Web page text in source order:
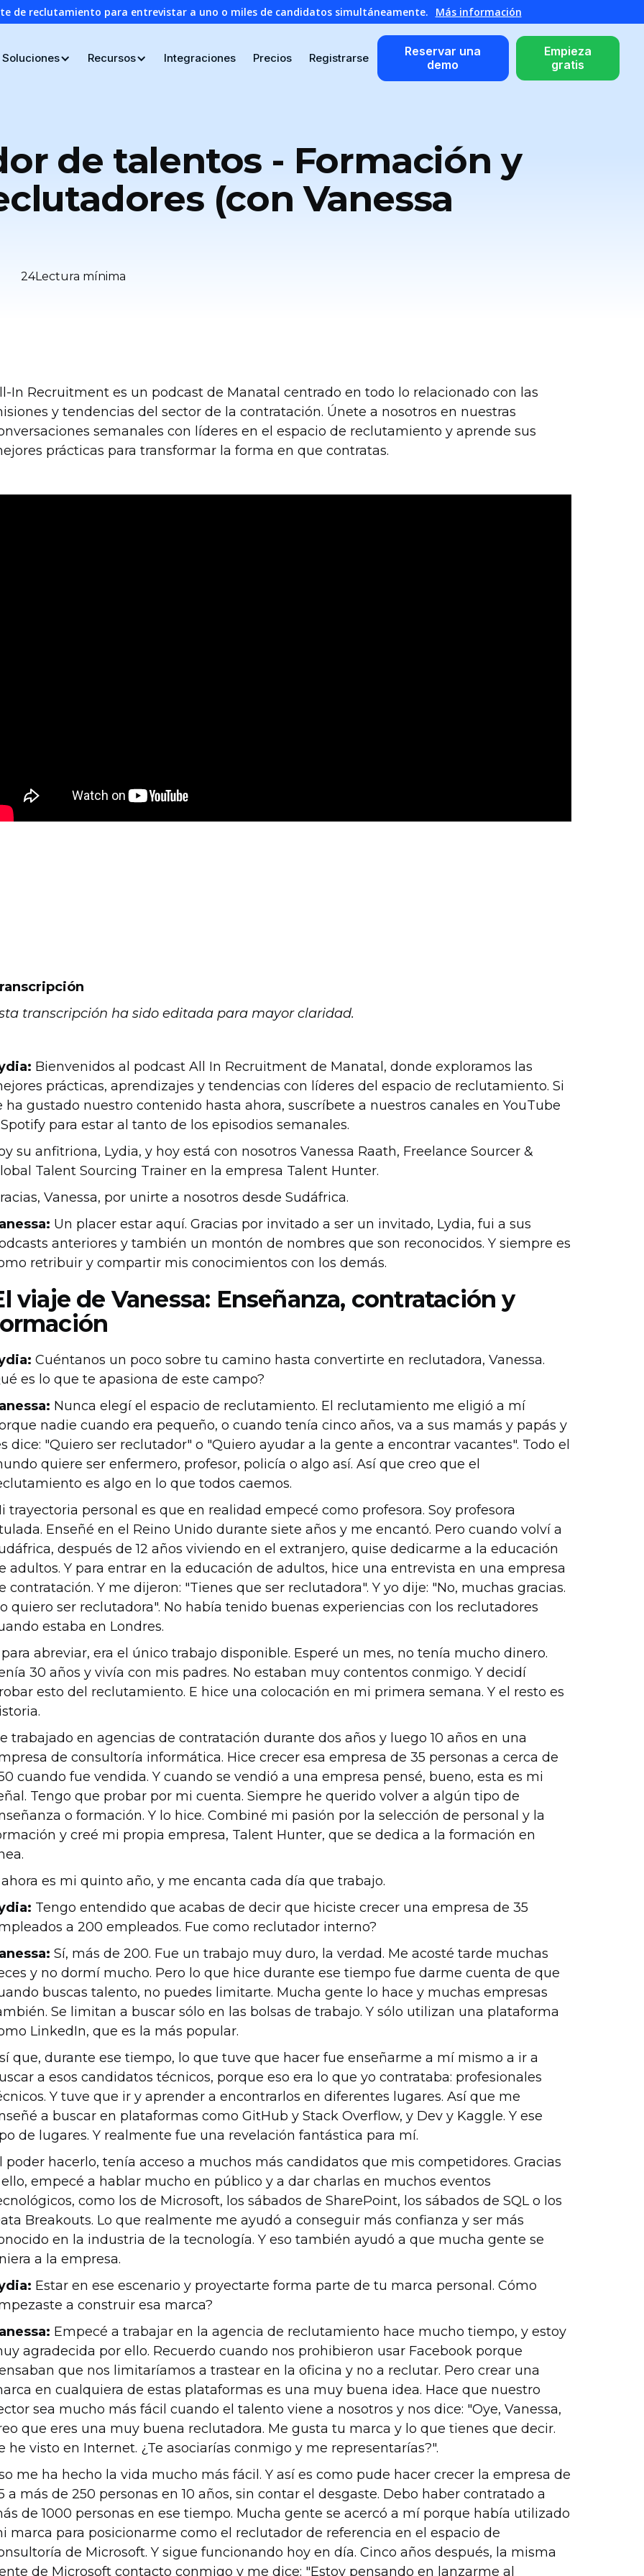
de reclutamiento para entrevistar a uno o miles de candidatos simultáneamente. Más información
Soluciones Recursos Integraciones Precios Registrarse
Reservar una
demo
Empieza
gratis
de talentos - Formación y
(con Vanessa
24Lectura mínima
In Recruitment es un podcast de Manatal centrado en todo lo relacionado con las
y tendencias del sector de la contratación. Únete a nosotros en nuestras
semanales con líderes en el espacio de reclutamiento y aprende sus
prácticas para transformar la forma en que contratas.
transcripción ha sido editada para mayor claridad.
Bienvenidos al podcast All In Recruitment de Manatal, donde exploramos las
prácticas, aprendizajes y tendencias con líderes del espacio de reclutamiento. Si
ha gustado nuestro contenido hasta ahora, suscríbete a nuestros canales en YouTube
para estar al tanto de los episodios semanales.
su anfitriona, Lydia, y hoy está con nosotros Vanessa Raath, Freelance Sourcer &
Talent Sourcing Trainer en la empresa Talent Hunter.
Vanessa, por unirte a nosotros desde Sudáfrica.
Un placer estar aquí. Gracias por invitado a ser un invitado, Lydia, fui a sus
anteriores y también un montón de nombres que son reconocidos. Y siempre es
retribuir y compartir mis conocimientos con los demás.
viaje de Vanessa: Enseñanza, contratación y
Cuéntanos un poco sobre tu camino hasta convertirte en reclutadora, Vanessa.
es lo que te apasiona de este campo?
Nunca elegí el espacio de reclutamiento. El reclutamiento me eligió a mí
nadie cuando era pequeño, o cuando tenía cinco años, va a sus mamás y papás y
dice: "Quiero ser reclutador" o "Quiero ayudar a la gente a encontrar vacantes". Todo el
quiere ser enfermero, profesor, policía o algo así. Así que creo que el
es algo en lo que todos caemos.
trayectoria personal es que en realidad empecé como profesora. Soy profesora
Enseñé en el Reino Unido durante siete años y me encantó. Pero cuando volví a
después de 12 años viviendo en el extranjero, quise dedicarme a la educación
adultos. Y para entrar en la educación de adultos, hice una entrevista en una empresa
contratación. Y me dijeron: "Tienes que ser reclutadora". Y yo dije: "No, muchas gracias.
quiero ser reclutadora". No había tenido buenas experiencias con los reclutadores
estaba en Londres.
para abreviar, era el único trabajo disponible. Esperé un mes, no tenía mucho dinero.
30 años y vivía con mis padres. No estaban muy contentos conmigo. Y decidí
esto del reclutamiento. E hice una colocación en mi primera semana. Y el resto es
trabajado en agencias de contratación durante dos años y luego 10 años en una
de consultoría informática. Hice crecer esa empresa de 35 personas a cerca de
cuando fue vendida. Y cuando se vendió a una empresa pensé, bueno, esta es mi
Tengo que probar por mi cuenta. Siempre he querido volver a algún tipo de
o formación. Y lo hice. Combiné mi pasión por la selección de personal y la
y creé mi propia empresa, Talent Hunter, que se dedica a la formación en
ahora es mi quinto año, y me encanta cada día que trabajo.
Tengo entendido que acabas de decir que hiciste crecer una empresa de 35
a 200 empleados. Fue como reclutador interno?
Sí, más de 200. Fue un trabajo muy duro, la verdad. Me acosté tarde muchas
y no dormí mucho. Pero lo que hice durante ese tiempo fue darme cuenta de que
buscas talento, no puedes limitarte. Mucha gente lo hace y muchas empresas
Se limitan a buscar sólo en las bolsas de trabajo. Y sólo utilizan una plataforma
LinkedIn, que es la más popular.
que, durante ese tiempo, lo que tuve que hacer fue enseñarme a mí mismo a ir a
a esos candidatos técnicos, porque eso era lo que yo contrataba: profesionales
Y tuve que ir y aprender a encontrarlos en diferentes lugares. Así que me
a buscar en plataformas como GitHub y Stack Overflow, y Dev y Kaggle. Y ese
de lugares. Y realmente fue una revelación fantástica para mí.
poder hacerlo, tenía acceso a muchos más candidatos que mis competidores. Gracias
empecé a hablar mucho en público y a dar charlas en muchos eventos
como los de Microsoft, los sábados de SharePoint, los sábados de SQL o los
Breakouts. Lo que realmente me ayudó a conseguir más confianza y ser más
en la industria de la tecnología. Y eso también ayudó a que mucha gente se
a la empresa.
Estar en ese escenario y proyectarte forma parte de tu marca personal. Cómo
a construir esa marca?
Empecé a trabajar en la agencia de reclutamiento hace mucho tiempo, y estoy
agradecida por ello. Recuerdo cuando nos prohibieron usar Facebook porque
que nos limitaríamos a trastear en la oficina y no a reclutar. Pero crear una
en cualquiera de estas plataformas es una muy buena idea. Hace que nuestro
sea mucho más fácil cuando el talento viene a nosotros y nos dice: "Oye, Vanessa,
que eres una muy buena reclutadora. Me gusta tu marca y lo que tienes que decir.
he visto en Internet. ¿Te asociarías conmigo y me representarías?".
me ha hecho la vida mucho más fácil. Y así es como pude hacer crecer la empresa de
a más de 250 personas en 10 años, sin contar el desgaste. Debo haber contratado a
de 1000 personas en ese tiempo. Mucha gente se acercó a mí porque había utilizado
marca para posicionarme como el reclutador de referencia en el espacio de
de Microsoft. Y sigue funcionando hoy en día. Cinco años después, la misma
de Microsoft contacto conmigo y me dice: "Estoy pensando en lanzarme al